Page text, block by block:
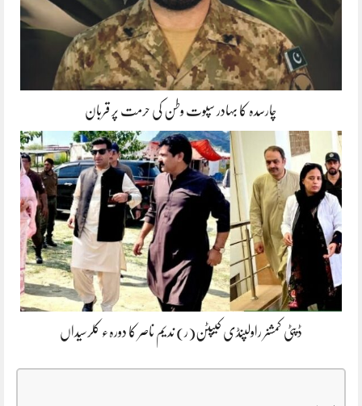
چارسدہ کا بہادر سپوت وطن کی حرمت پر قربان
ڈپٹی کمشنر راولپنڈی کیپٹن(ر) ندیم ناصر کا دورہء کلرسیداں